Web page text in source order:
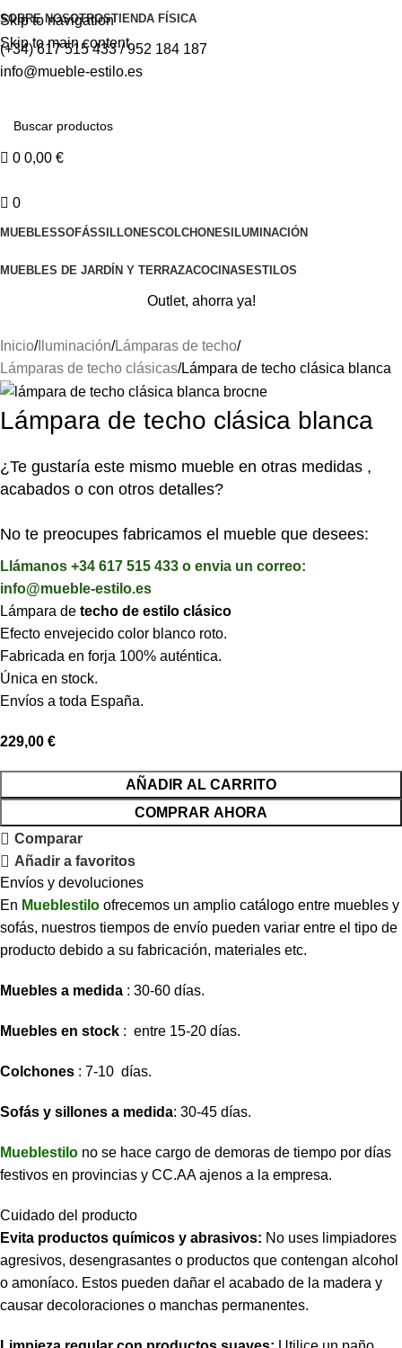
Skip to navigation
Skip to main content
⚡REALIZAMOS ENVÍOS A TODA ESPAÑA⚡
SOBRE NOSOTROSTIENDA FÍSICA
(+34) 617 515 433 / 952 184 187
info@mueble-estilo.es
0 0,00 €
0
MUEBLESSOFÁSSILLONESCOLCHONES ILUMINACIÓN
MUEBLES DE JARDÍN Y TERRAZACOCINAS ESTILOS
Outlet, ahorra ya!
Inicio Iluminación Lámparas de techo
Lámparas de techo clásicas Lámpara de techo clásica blanca
Lámpara de techo clásica blanca
¿Te gustaría este mismo mueble en otras medidas ,
acabados o con otros detalles?
No te preocupes fabricamos el mueble que desees:
Llámanos +34 617 515 433 o envia un correo:
info@mueble-estilo.es
Lámpara de techo de estilo clásico
Efecto envejecido color blanco roto.
Fabricada en forja 100% auténtica.
Única en stock.
Envíos a toda España.
229,00 €
AÑADIR AL CARRITO
COMPRAR AHORA
Comparar
Añadir a favoritos
Envíos y devoluciones
En Mueblestilo ofrecemos un amplio catálogo entre muebles y
sofás, nuestros tiempos de envío pueden variar entre el tipo de
producto debido a su fabricación, materiales etc.
Muebles a medida : 30-60 días.
Muebles en stock : entre 15-20 días.
Colchones : 7-10 días.
Sofás y sillones a medida: 30-45 días.
Mueblestilo no se hace cargo de demoras de tiempo por días
festivos en provincias y CC.AA ajenos a la empresa.
Cuidado del producto
Evita productos químicos y abrasivos: No uses limpiadores
agresivos, desengrasantes o productos que contengan alcohol
o amoníaco. Estos pueden dañar el acabado de la madera y
causar decoloraciones o manchas permanentes.